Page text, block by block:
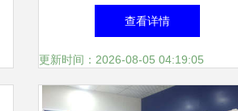
国女生的八大出采必备新兴职
业方式排序扫偏差。)
查看详情
更新时间：2026-08-05 04:19:05